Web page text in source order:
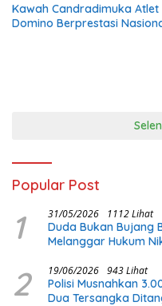
Kawah Candradimuka Atlet
Domino Berprestasi
Popular Post
1 31/05/2026 1112 Lihat
Duda Bukan Bujang
Melanggar Hukum
2 19/06/2026 943 Lihat
Polisi Musnahkan
Dua Tersangka